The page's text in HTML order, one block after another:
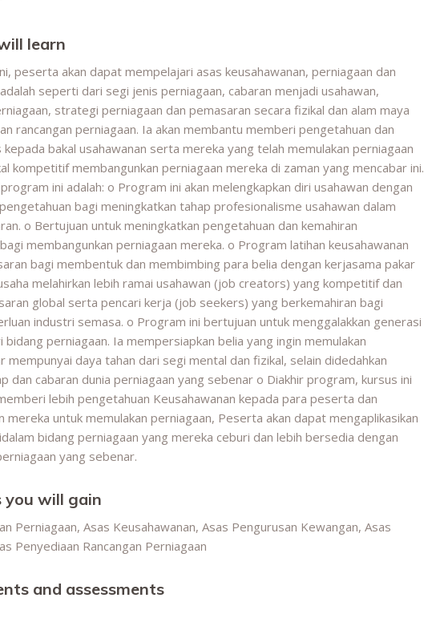
learn
peserta akan dapat mempelajari asas keusahawanan, perniagaan dan
seperti dari segi jenis perniagaan, cabaran menjadi usahawan,
strategi perniagaan dan pemasaran secara fizikal dan alam maya
rancangan perniagaan. Ia akan membantu memberi pengetahuan dan
kepada bakal usahawanan serta mereka yang telah memulakan perniagaan
kompetitif membangunkan perniagaan mereka di zaman yang mencabar ini.
ini adalah: o Program ini akan melengkapkan diri usahawan dengan
bagi meningkatkan tahap profesionalisme usahawan dalam
o Bertujuan untuk meningkatkan pengetahuan dan kemahiran
membangunkan perniagaan mereka. o Program latihan keusahawanan
bagi membentuk dan membimbing para belia dengan kerjasama pakar
melahirkan lebih ramai usahawan (job creators) yang kompetitif dan
global serta pencari kerja (job seekers) yang berkemahiran bagi
industri semasa. o Program ini bertujuan untuk menggalakkan generasi
bidang perniagaan. Ia mempersiapkan belia yang ingin memulakan
mempunyai daya tahan dari segi mental dan fizikal, selain didedahkan
dan cabaran dunia perniagaan yang sebenar o Diakhir program, kursus ini
lebih pengetahuan Keusahawanan kepada para peserta dan
mereka untuk memulakan perniagaan, Peserta akan dapat mengaplikasikan
bidang perniagaan yang mereka ceburi dan lebih bersedia dengan
yang sebenar.
will gain
Perniagaan, Asas Keusahawanan, Asas Pengurusan Kewangan, Asas
Penyediaan Rancangan Perniagaan
and assessments